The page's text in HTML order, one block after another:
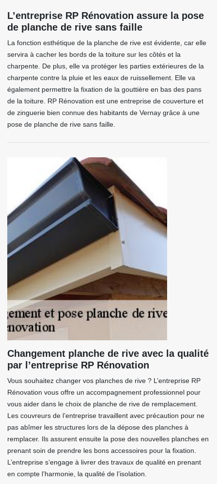
L’entreprise RP Rénovation assure la pose
de planche de rive sans faille
La fonction esthétique de la planche de rive est évidente, car elle
servira à cacher les bords de la toiture sur les côtés et la
charpente. De plus, elle va protéger les parties extérieures de la
charpente contre la pluie et les eaux de ruissellement. Elle va
également permettre la fixation de la gouttière en bas des pans
de la toiture. RP Rénovation est une entreprise de couverture et
de zinguerie bien connue des habitants de Vernay grâce à une
pose de planche de rive sans faille.
Changement planche de rive avec la qualité
par l’entreprise RP Rénovation
Vous souhaitez changer vos planches de rive ? L’entreprise RP
Rénovation vous offre un accompagnement professionnel pour
vous aider dans le choix de planche de rive de remplacement.
Les couvreurs de l’entreprise travaillent avec précaution pour ne
pas abîmer les structures lors de la dépose des planches à
remplacer. Ils assurent ensuite la pose des nouvelles planches en
prenant soin de prendre les bons accessoires pour la fixation.
L’entreprise s’engage à livrer des travaux de qualité en prenant
en compte l’harmonie, la qualité de l’isolation.